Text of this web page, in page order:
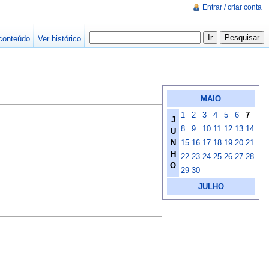
MAIO
J
U
N
H
O
1 2 3 4 5 6
7
8
9 10 11 12 13 14
15 16 17 18 19 20 21
22 23 24 25 26 27 28
29 30
JULHO
Entrar / criar conta
Ver histórico